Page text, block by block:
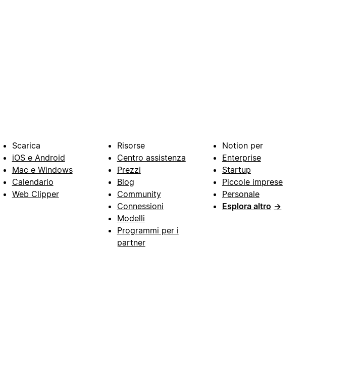
Scarica
iOS e Android
Mac e Windows
Calendario
Web Clipper
Risorse
Centro assistenza
Prezzi
Blog
Community
Connessioni
Modelli
Programmi per i
partner
Notion per
Enterprise
Startup
Piccole imprese
Personale
Esplora altro →